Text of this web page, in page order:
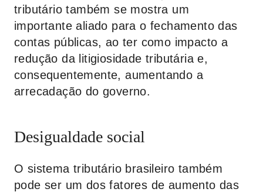
tributário também se mostra um
importante aliado para o fechamento das
contas públicas, ao ter como impacto a
redução da litigiosidade tributária e,
consequentemente, aumentando a
arrecadação do governo.
Desigualdade social
O sistema tributário brasileiro também
pode ser um dos fatores de aumento das